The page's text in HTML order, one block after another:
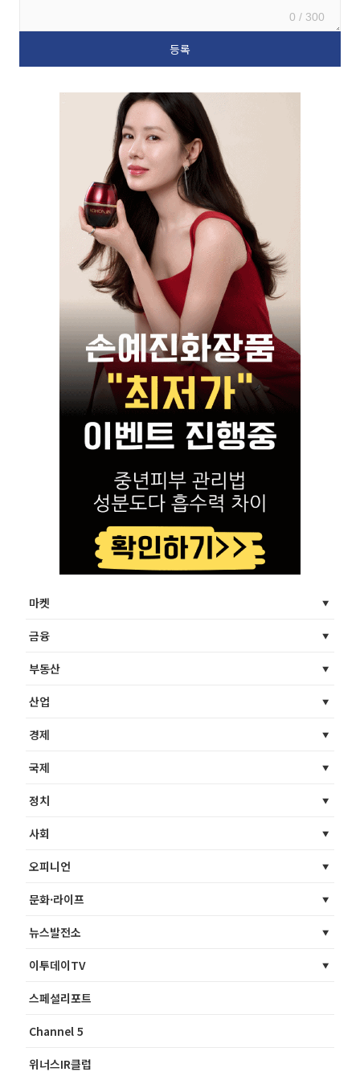
0 / 300
마켓
금융
부동산
산업
경제
국제
정치
사회
오피니언
문화·라이프
뉴스발전소
이투데이TV
스페셜리포트
Channel 5
위너스IR클럽